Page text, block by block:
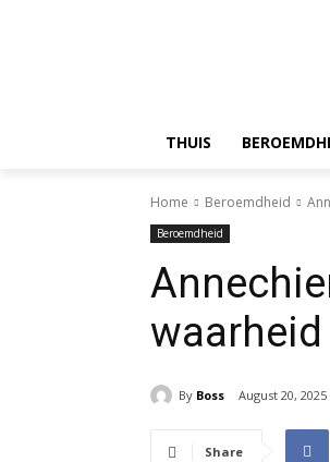
THUIS
Home Beroemdheid
Beroemdheid
By Boss August 20, 2025
Share